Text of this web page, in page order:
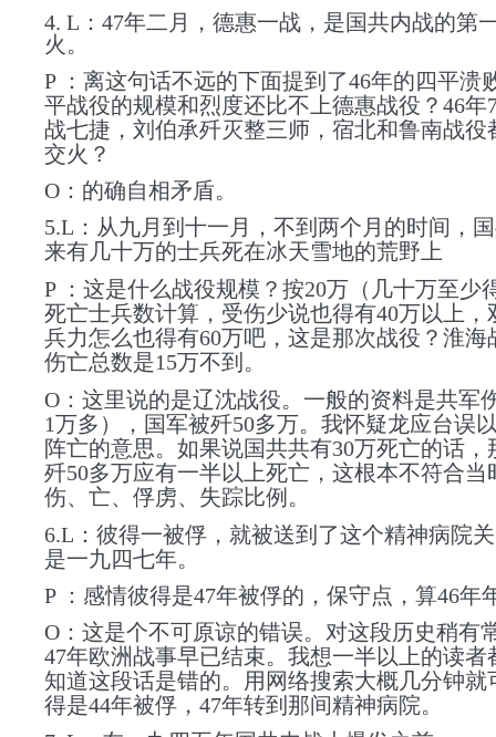
4. L：47年二月，德惠一战，是国共内战的第
火。
P ：离这句话不远的下面提到了46年的四平溃
平战役的规模和烈度还比不上德惠战役？46年
战七捷，刘伯承歼灭整三师，宿北和鲁南战役
交火？
O：的确自相矛盾。
5.L：从九月到十一月，不到两个月的时间，
来有几十万的士兵死在冰天雪地的荒野上
P ：这是什么战役规模？按20万（几十万至少
死亡士兵数计算，受伤少说也得有40万以上，
兵力怎么也得有60万吧，这是那次战役？淮海
伤亡总数是15万不到。
O：这里说的是辽沈战役。一般的资料是共军
1万多），国军被歼50多万。我怀疑龙应台误
阵亡的意思。如果说国共共有30万死亡的话，
歼50多万应有一半以上死亡，这根本不符合当
伤、亡、俘虏、失踪比例。
6.L：彼得一被俘，就被送到了这个精神病院
是一九四七年。
P ：感情彼得是47年被俘的，保守点，算46年
O：这是个不可原谅的错误。对这段历史稍有
47年欧洲战事早已结束。我想一半以上的读者
知道这段话是错的。用网络搜索大概几分钟就
得是44年被俘，47年转到那间精神病院。